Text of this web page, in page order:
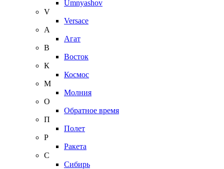
Umnyashov
V
Versace
А
Агат
В
Восток
К
Космос
М
Молния
О
Обратное время
П
Полет
Р
Ракета
С
Сибирь